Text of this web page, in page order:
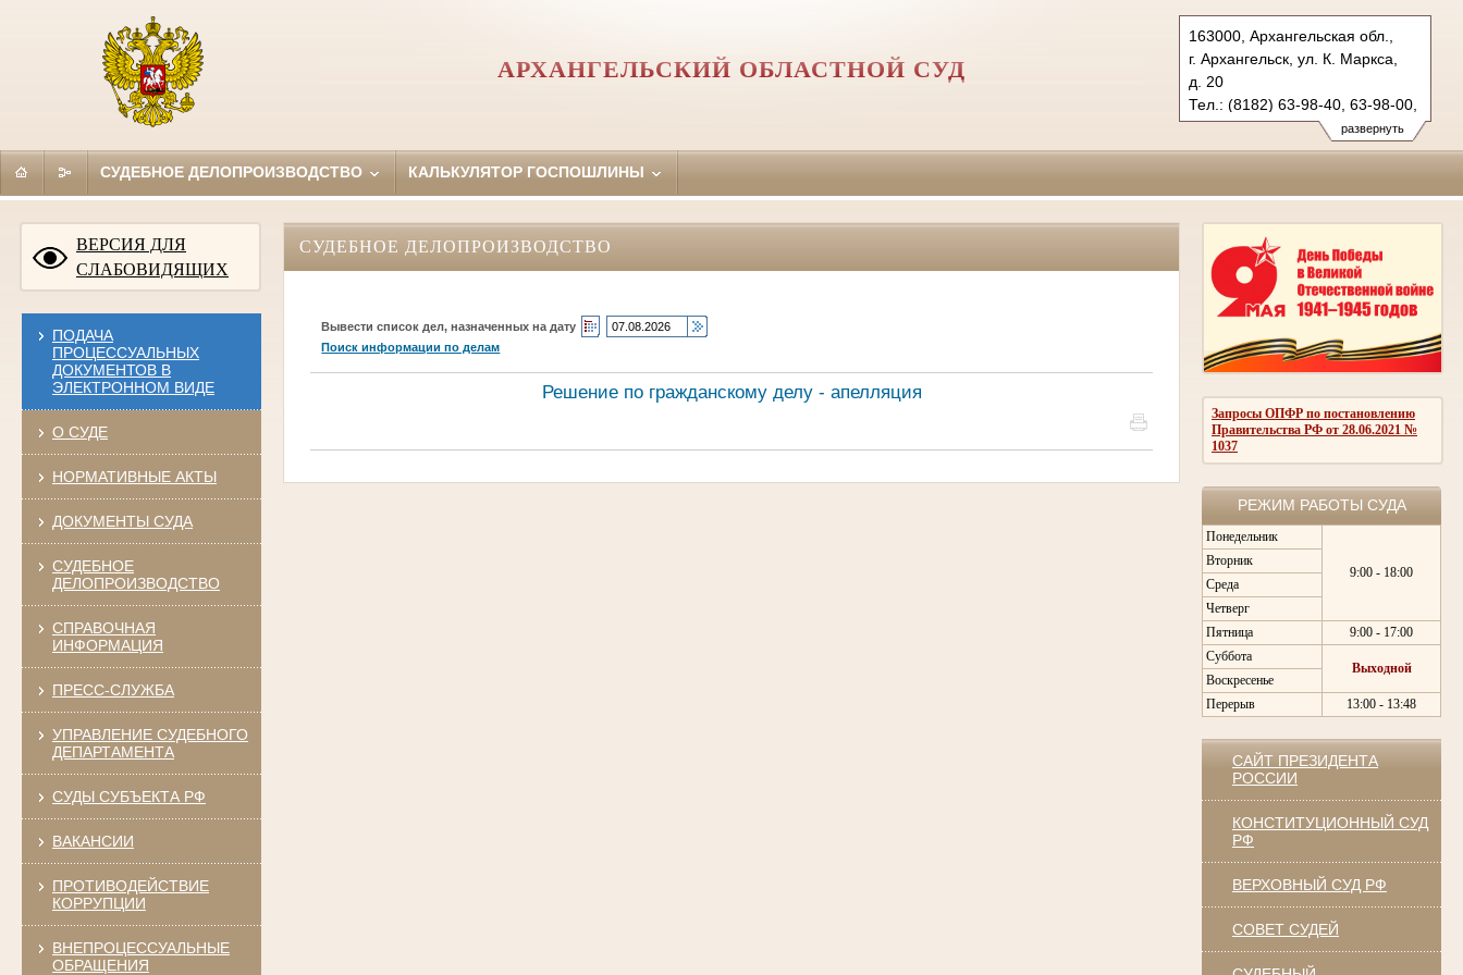
развернуть
163000, Архангельская обл.,
г. Архангельск, ул. К. Маркса,
д. 20
Тел.: (8182) 63-98-40, 63-98-00,
(8182) 63-97-00 (ф.)
oblsud.arh@sudrf.ru
АРХАНГЕЛЬСКИЙ ОБЛАСТНОЙ СУД
СУДЕБНОЕ ДЕЛОПРОИЗВОДСТВО КАЛЬКУЛЯТОР ГОСПОШЛИНЫ
ВЕРСИЯ ДЛЯ
СЛАБОВИДЯЩИХ
ПОДАЧА
ПРОЦЕССУАЛЬНЫХ
ДОКУМЕНТОВ В
ЭЛЕКТРОННОМ ВИДЕ
О СУДЕ
НОРМАТИВНЫЕ АКТЫ
ДОКУМЕНТЫ СУДА
СУДЕБНОЕ
ДЕЛОПРОИЗВОДСТВО
СПРАВОЧНАЯ
ИНФОРМАЦИЯ
ПРЕСС-СЛУЖБА
УПРАВЛЕНИЕ СУДЕБНОГО
ДЕПАРТАМЕНТА
СУДЫ СУБЪЕКТА РФ
ВАКАНСИИ
ПРОТИВОДЕЙСТВИЕ
КОРРУПЦИИ
ВНЕПРОЦЕССУАЛЬНЫЕ
ОБРАЩЕНИЯ
Запросы ОПФР по постановлению
Правительства РФ от 28.06.2021 №
1037
РЕЖИМ РАБОТЫ СУДА
Понедельник
9:00 - 18:00
Вторник
Среда
Четверг
Пятница
9:00 - 17:00
Суббота
Выходной
Воскресенье
Перерыв
13:00 - 13:48
САЙТ ПРЕЗИДЕНТА
РОССИИ
КОНСТИТУЦИОННЫЙ СУД
РФ
ВЕРХОВНЫЙ СУД РФ
СОВЕТ СУДЕЙ
СУДЕБНОЕ ДЕЛОПРОИЗВОДСТВО
Вывести список дел, назначенных на дату
Поиск информации по делам
Решение по гражданскому делу - апелляция